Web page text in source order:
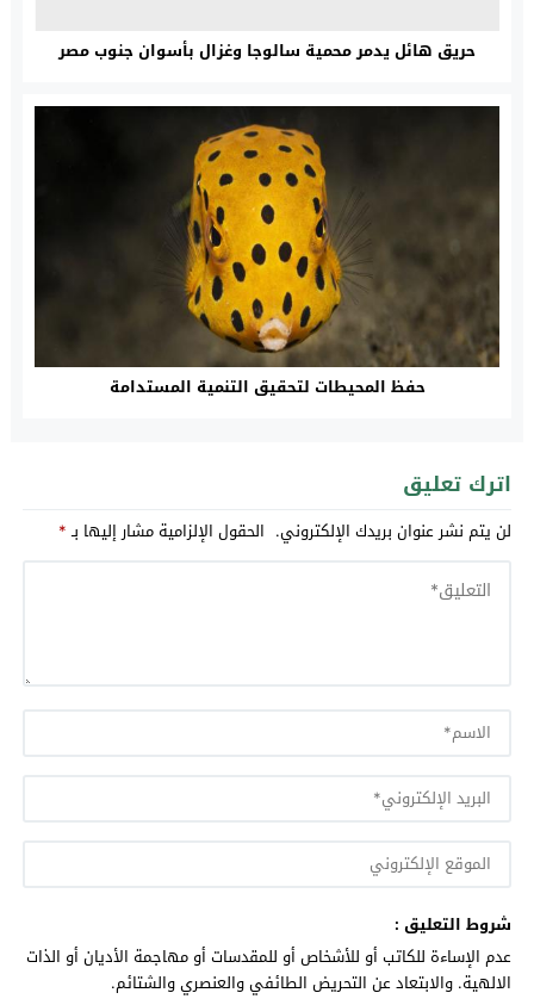
حريق هائل يدمر محمية سالوجا وغزال بأسوان جنوب مصر
حفظ المحيطات لتحقيق التنمية المستدامة
اترك تعليق
لن يتم نشر عنوان بريدك الإلكتروني. الحقول الإلزامية مشار إليها بـ*
شروط التعليق :
عدم الإساءة للكاتب أو للأشخاص أو للمقدسات أو مهاجمة الأديان أو الذات
الالهية. والابتعاد عن التحريض الطائفي والعنصري والشتائم.